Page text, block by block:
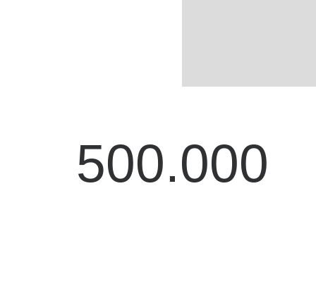
500.000